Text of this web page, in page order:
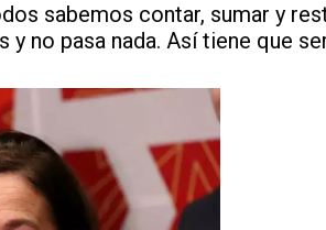
sabemos contar, sumar y
no pasa nada. Así tiene que